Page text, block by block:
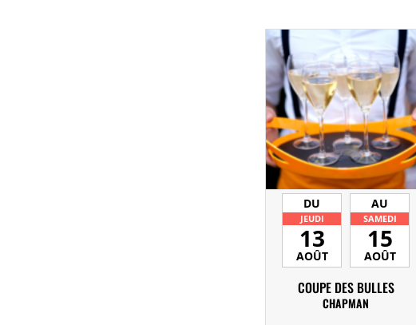
DU
JEUDI
13
AOÛT
AU
SAMEDI
15
AOÛT
COUPE DES BULLES
CHAPMAN